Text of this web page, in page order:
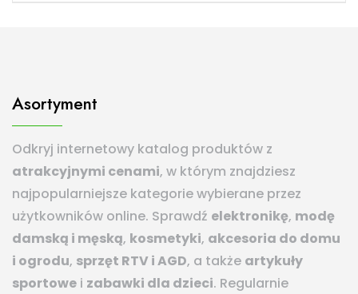
Asortyment
Odkryj internetowy katalog produktów z
atrakcyjnymi cenami, w którym znajdziesz
najpopularniejsze kategorie wybierane przez
użytkowników online. Sprawdź elektronikę, modę
damską i męską, kosmetyki, akcesoria do domu
i ogrodu, sprzęt RTV i AGD, a także artykuły
sportowe i zabawki dla dzieci. Regularnie